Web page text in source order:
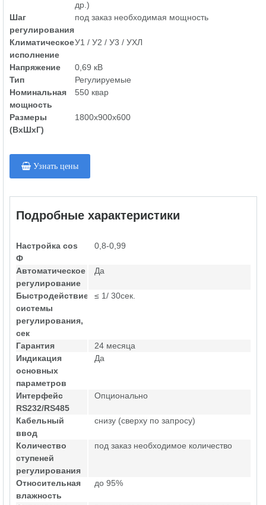
др.)
Шаг
регулирования
под заказ необходимая мощность
Климатическое
исполнение
У1 / У2 / У3 / УХЛ
Напряжение
0,69 кВ
Тип
Регулируемые
Номинальная
мощность
550 квар
Размеры
(ВхШхГ)
1800х900х600
Узнать цены
Подробные характеристики
Настройка cos
Ф
0,8-0,99
Автоматическое
регулирование
Да
Быстродействие
системы
регулирования,
сек
≤ 1/ 30сек.
Гарантия
24 месяца
Индикация
основных
параметров
Да
Интерфейс
RS232/RS485
Опционально
Кабельный
ввод
снизу (сверху по запросу)
Количество
ступеней
регулирования
под заказ необходимое количество
Относительная
влажность
до 95%